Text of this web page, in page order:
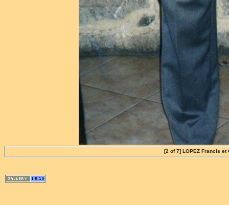
[2 of 7] LOPEZ Francis et